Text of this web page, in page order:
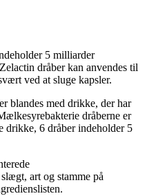
5 milliarder
dråber kan anvendes til
ved at sluge kapsler.
blandes med drikke, der har
dråberne er
drikke, 6 dråber indeholder 5
art og stamme på